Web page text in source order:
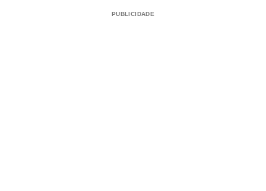
PUBLICIDADE